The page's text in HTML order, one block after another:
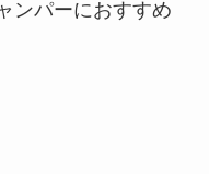
ンパーにおすすめ